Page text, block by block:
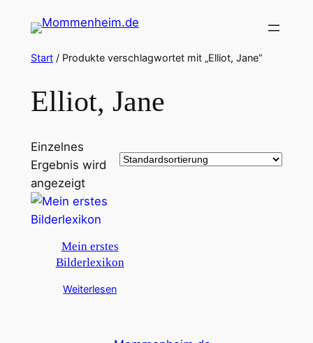
Inhalt
springen
Start/ Produkte verschlagwortet mit „Elliot, Jane“
Elliot, Jane
Einzelnes
Ergebnis wird
angezeigt
Mein erstes
Bilderlexikon
Weiterlesen